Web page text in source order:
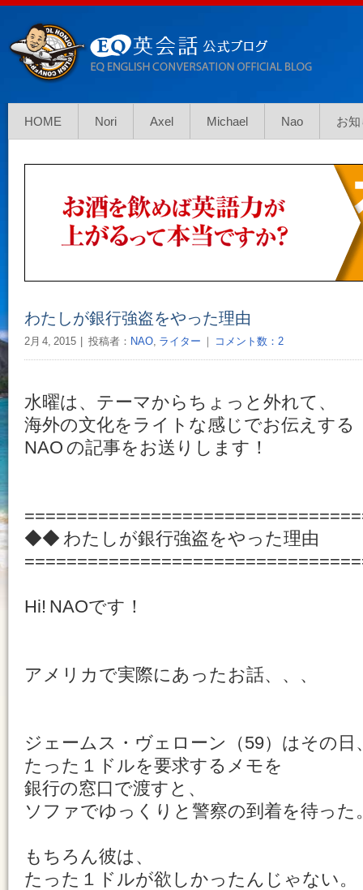
HOME Nori Axel Michael Nao お
わたしが銀行強盗をやった理由
2月 4, 2015 投稿者： NAO, ライター ｜ コメント数：2
水曜は、テーマからちょっと外れて、
海外の文化をライトな感じでお伝えする
NAO の記事をお送りします！
◆◆ わたしが銀行強盗をやった理由
Hi! NAOです！
アメリカで実際にあったお話、、、
ジェームス・ヴェローン（59）はその日
たった１ドルを要求するメモを
銀行の窓口で渡すと、
ソファでゆっくりと警察の到着を待った
もちろん彼は、
たった１ドルが欲しかったんじゃない。